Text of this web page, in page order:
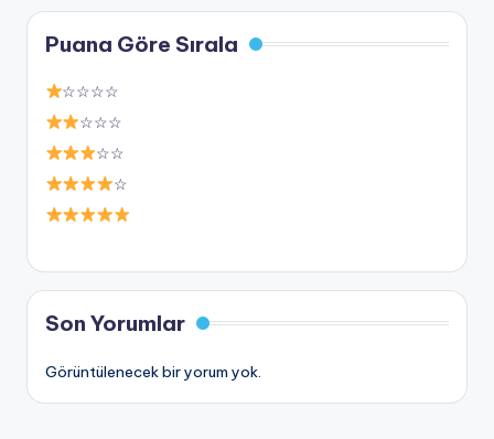
Puana Göre Sırala
☆☆☆☆
☆☆☆
☆☆
☆
Son Yorumlar
Görüntülenecek bir yorum yok.